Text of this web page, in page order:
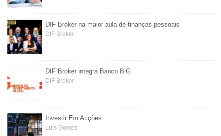
DIF Broker na maior aula de finanças pessoais
DIF Broker
DIF Broker integra Banco BiG
DIF Broker
Investir Em Acções
Luís Gomes